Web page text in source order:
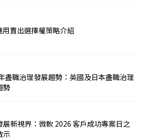
用賣出選擇權策略介紹
盡職治理發展趨勢：英國及日本盡職治理
勢
展新視界：微軟 2026 客戶成功專案日之
示